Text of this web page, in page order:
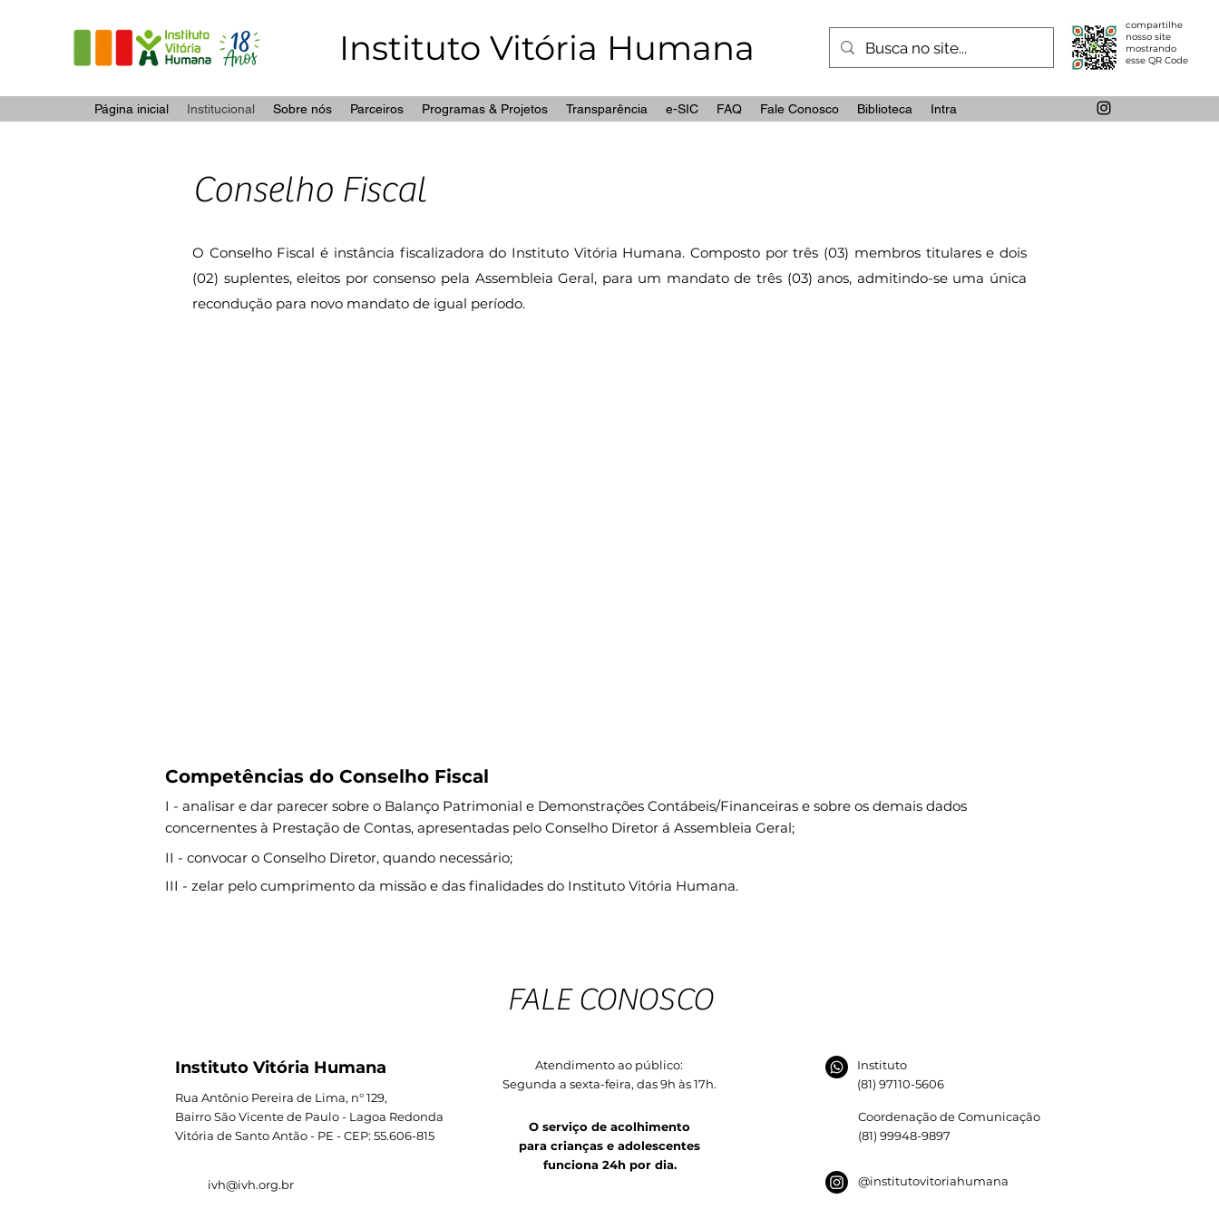
Instituto Vitória Humana
compartilhe
nosso site
mostrando
esse QR Code
Página inicial Institucional Sobre nós Parceiros Programas & Projetos Transparência e-SIC FAQ Fale Conosco Biblioteca Intra
Conselho Fiscal
O Conselho Fiscal é instância fiscalizadora do Instituto Vitória Humana. Composto por três (03) membros titulares e dois
(02) suplentes, eleitos por consenso pela Assembleia Geral, para um mandato de três (03) anos, admitindo-se uma única
recondução para novo mandato de igual período.
Competências do Conselho Fiscal
I - analisar e dar parecer sobre o Balanço Patrimonial e Demonstrações Contábeis/Financeiras e sobre os demais dados
concernentes à Prestação de Contas, apresentadas pelo Conselho Diretor á Assembleia Geral;
II - convocar o Conselho Diretor, quando necessário;
III - zelar pelo cumprimento da missão e das finalidades do Instituto Vitória Humana.
FALE CONOSCO
Instituto Vitória Humana
Rua Antônio Pereira de Lima, n° 129,
Bairro São Vicente de Paulo - Lagoa Redonda
Vitória de Santo Antão - PE - CEP: 55.606-815
ivh@ivh.org.br
Atendimento ao público:
Segunda a sexta-feira, das 9h às 17h.
O serviço de acolhimento
para crianças e adolescentes
funciona 24h por dia.
Instituto
(81) 97110-5606
Coordenação de Comunicação
(81) 99948-9897
@institutovitoriahumana